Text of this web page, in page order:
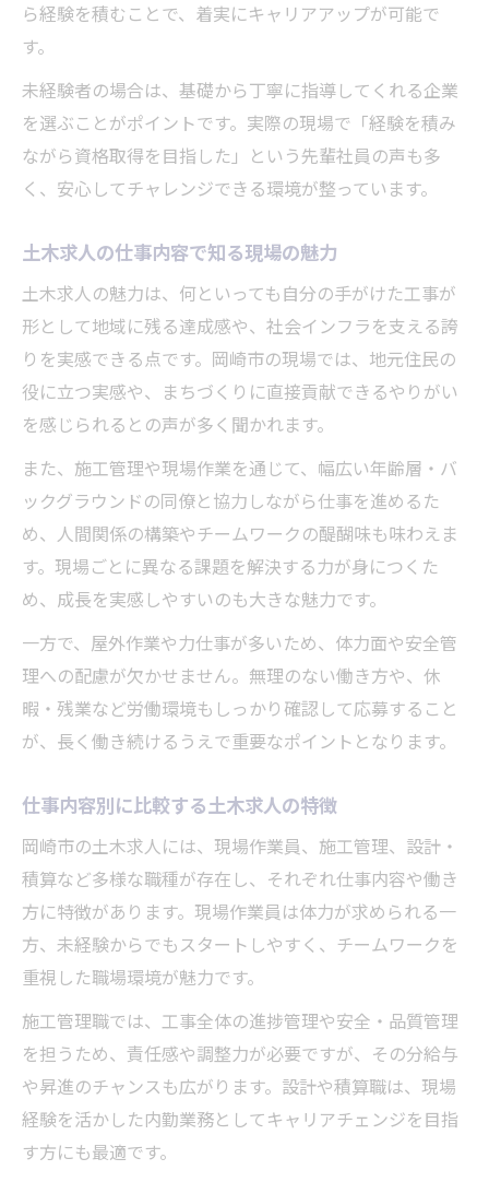
ら経験を積むことで、着実にキャリアアップが可能で
す。
未経験者の場合は、基礎から丁寧に指導してくれる企業
を選ぶことがポイントです。実際の現場で「経験を積み
ながら資格取得を目指した」という先輩社員の声も多
く、安心してチャレンジできる環境が整っています。
土木求人の仕事内容で知る現場の魅力
土木求人の魅力は、何といっても自分の手がけた工事が
形として地域に残る達成感や、社会インフラを支える誇
りを実感できる点です。岡崎市の現場では、地元住民の
役に立つ実感や、まちづくりに直接貢献できるやりがい
を感じられるとの声が多く聞かれます。
また、施工管理や現場作業を通じて、幅広い年齢層・バ
ックグラウンドの同僚と協力しながら仕事を進めるた
め、人間関係の構築やチームワークの醍醐味も味わえま
す。現場ごとに異なる課題を解決する力が身につくた
め、成長を実感しやすいのも大きな魅力です。
一方で、屋外作業や力仕事が多いため、体力面や安全管
理への配慮が欠かせません。無理のない働き方や、休
暇・残業など労働環境もしっかり確認して応募すること
が、長く働き続けるうえで重要なポイントとなります。
仕事内容別に比較する土木求人の特徴
岡崎市の土木求人には、現場作業員、施工管理、設計・
積算など多様な職種が存在し、それぞれ仕事内容や働き
方に特徴があります。現場作業員は体力が求められる一
方、未経験からでもスタートしやすく、チームワークを
重視した職場環境が魅力です。
施工管理職では、工事全体の進捗管理や安全・品質管理
を担うため、責任感や調整力が必要ですが、その分給与
や昇進のチャンスも広がります。設計や積算職は、現場
経験を活かした内勤業務としてキャリアチェンジを目指
す方にも最適です。